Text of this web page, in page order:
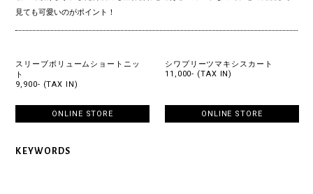
見ても可愛いのがポイント！
スリーブボリュームショートニッ
ト
9,900- (TAX IN)
ONLINE STORE
シワプリーツマキシスカート
11,000- (TAX IN)
ONLINE STORE
KEYWORDS